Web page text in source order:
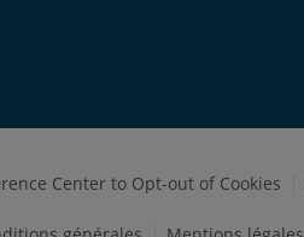
Center to Opt-out of Cookies